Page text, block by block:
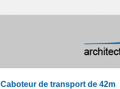
Caboteur de transport de 42m